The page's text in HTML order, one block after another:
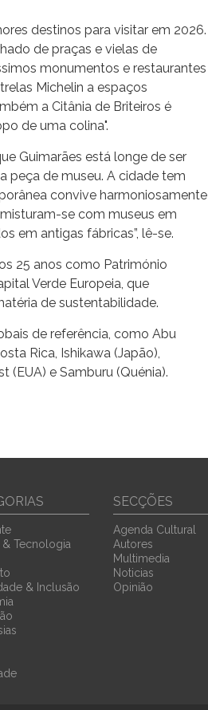
destinos para visitar em 2026.
de praças e vielas de
monumentos e restaurantes
Michelin a espaços
a Citânia de Briteiros é
de uma colina".
Guimarães está longe de ser
peça de museu. A cidade tem
convive harmoniosamente
se com museus em
em antigas fábricas”, lê-se.
25 anos como Património
Verde Europeia, que
de sustentabilidade.
de referência, como Abu
Rica, Ishikawa (Japão),
(EUA) e Samburu (Quénia).
& Tecnologia
& Inclusão
SECÇÕES
Agenda Cultural
Autores
Multimedia
Noticias
Opinião